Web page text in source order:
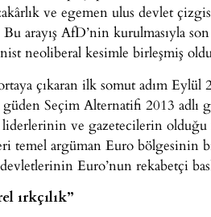
ve egemen ulus devlet
arayış AfD’nin kurulmasıyla
neoliberal kesimle birleşmiş
çıkaran ilk somut adım Eylül
güden Seçim Alternatifi 2013 adlı
liderlerinin ve gazetecilerin olduğu
temel argüman Euro bölgesinin
Euro’nun rekabetçi
ırkçılık”